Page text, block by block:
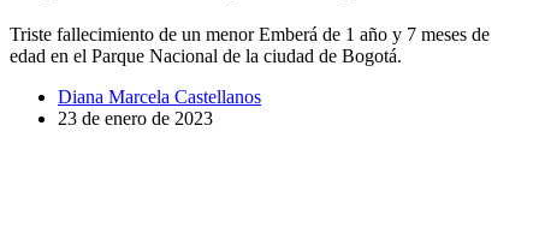
Triste fallecimiento de un menor Emberá de 1 año y 7 meses de
edad en el Parque Nacional de la ciudad de Bogotá.
Diana Marcela Castellanos
23 de enero de 2023